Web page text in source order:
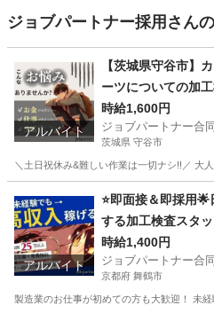
ジョブパートナー採用 さん
アルバイト
【茨城県守谷市】
ーツについての加
時給1,600円
ジョブパートナー合
茨城県 守谷市
＼土日祝休み&難しい作業は一切ナシ!!／ 大
工場 スタッフ
アルバイト
⭐即面接＆即採用
する加工検査スタッ
時給1,400円
ジョブパートナー合
京都府 舞鶴市
製造業のお仕事が初めての方も大歓迎！ 未